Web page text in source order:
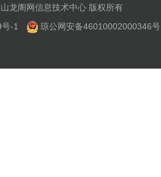
龙阁网信息技术中心 版权所有
-1
琼公网安备46010002000346号